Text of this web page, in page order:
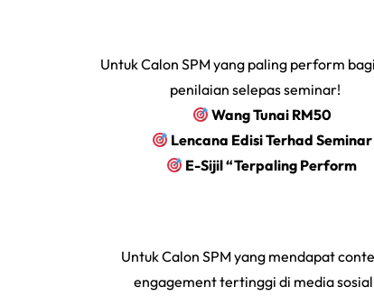
Untuk Calon SPM yang paling perform
penilaian selepas seminar!
Wang Tunai RM50
Lencana Edisi Terhad Seminar
E-Sijil “Terpaling Perform
Untuk Calon SPM yang mendapat
engagement tertinggi di media